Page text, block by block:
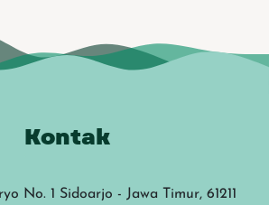
Kontak
No. 1 Sidoarjo - Jawa Timur, 61211